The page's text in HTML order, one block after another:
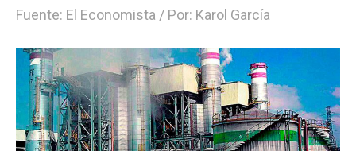
Fuente: El Economista / Por: Karol García